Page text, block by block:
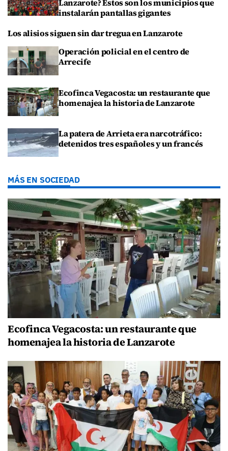
Lanzarote? Estos son los municipios que
instalarán pantallas gigantes
Los alisios siguen sin dar tregua en Lanzarote
Operación policial en el centro de
Arrecife
Ecofinca Vegacosta: un restaurante que
homenajea la historia de Lanzarote
La patera de Arrieta era narcotráfico:
detenidos tres españoles y un francés
MÁS EN SOCIEDAD
Ecofinca Vegacosta: un restaurante que
homenajea la historia de Lanzarote